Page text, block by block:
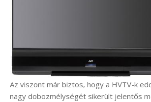
Az viszont már biztos, hogy a HVTV-k
nagy dobozmélységét sikerült jelentős